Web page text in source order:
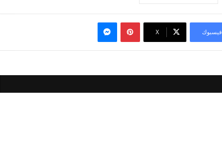
فيسبوك ‫X
بينتيريست